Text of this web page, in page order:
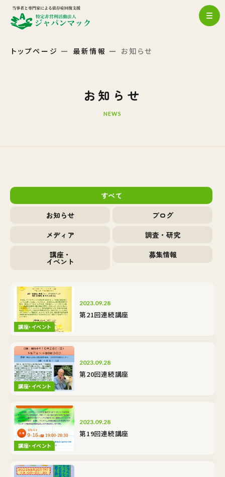
トップページ 最新情報 お知らせ
お知らせ
NEWS
すべて
お知らせ
ブログ
メディア
調査・研究
講座・
イベント
募集情報
講座・イベント
2023.09.28
第21回連続講座
講座・イベント
2023.09.28
第20回連続講座
講座・イベント
2023.09.28
第19回連続講座